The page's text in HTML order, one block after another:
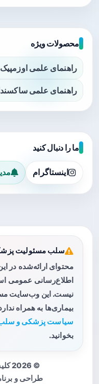
محصولات ویژه
راهنمای علمی اوزمپیک
راهنمای علمی
ما را دنبال کنید
اینستاگرام
سلب مسئولیت
محتوای ارائه‌شده در
اطلاع‌رسانی عمومی
نیست. این وب‌سایت
بیماری‌ها به همراه
سیاست پزشکی و
بخوانید.
© 2026 کلیه حقوق محفوظ است.
طراحی و